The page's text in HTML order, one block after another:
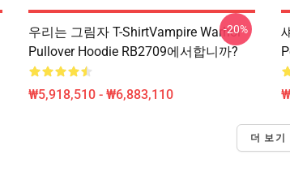
우리는 그림자 T-ShirtVampire Warhol
Pullover Hoodie RB2709에서합니까?
₩5,918,510 - ₩6,883,110
-20%
더 보기